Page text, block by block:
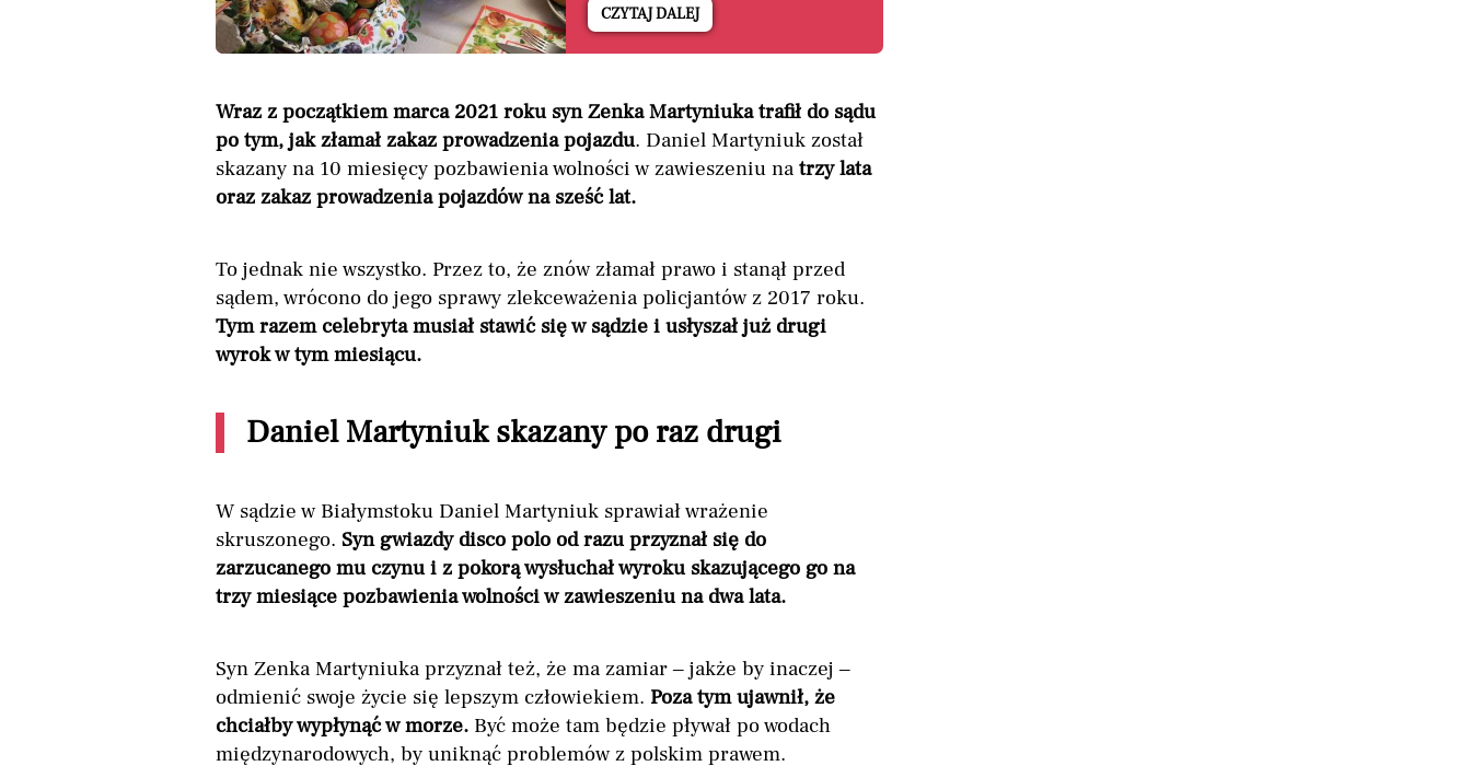
wytyczne
CZYTAJ DALEJ
Wraz z początkiem marca 2021 roku syn Zenka Martyniuka trafił do sądu
po tym, jak złamał zakaz prowadzenia pojazdu. Daniel Martyniuk został
skazany na 10 miesięcy pozbawienia wolności w zawieszeniu na trzy lata
oraz zakaz prowadzenia pojazdów na sześć lat.
To jednak nie wszystko. Przez to, że znów złamał prawo i stanął przed
sądem, wrócono do jego sprawy zlekceważenia policjantów z 2017 roku.
Tym razem celebryta musiał stawić się w sądzie i usłyszał już drugi
wyrok w tym miesiącu.
Daniel Martyniuk skazany po raz drugi
W sądzie w Białymstoku Daniel Martyniuk sprawiał wrażenie
skruszonego. Syn gwiazdy disco polo od razu przyznał się do
zarzucanego mu czynu i z pokorą wysłuchał wyroku skazującego go na
trzy miesiące pozbawienia wolności w zawieszeniu na dwa lata.
Syn Zenka Martyniuka przyznał też, że ma zamiar – jakże by inaczej –
odmienić swoje życie się lepszym człowiekiem. Poza tym ujawnił, że
chciałby wypłynąć w morze. Być może tam będzie pływał po wodach
międzynarodowych, by uniknąć problemów z polskim prawem.